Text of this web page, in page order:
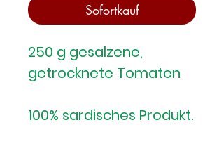
Sofortkauf
250 g gesalzene,
getrocknete Tomaten
100% sardisches Produkt.